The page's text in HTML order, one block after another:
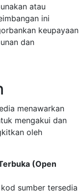
atau
ini
keupayaan
dan
menawarkan
mengakui dan
oleh
(Open
sumber tersedia